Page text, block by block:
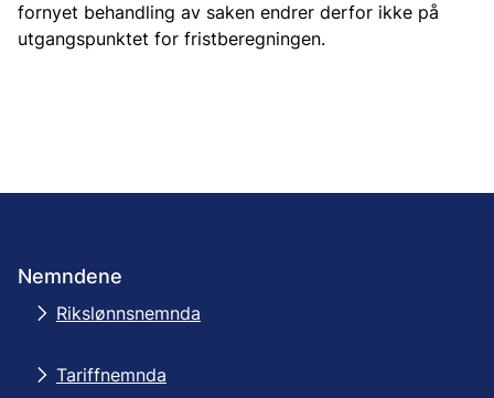
fornyet behandling av saken endrer derfor ikke på
utgangspunktet for fristberegningen.
Nemndene
Rikslønnsnemnda
Tariffnemnda